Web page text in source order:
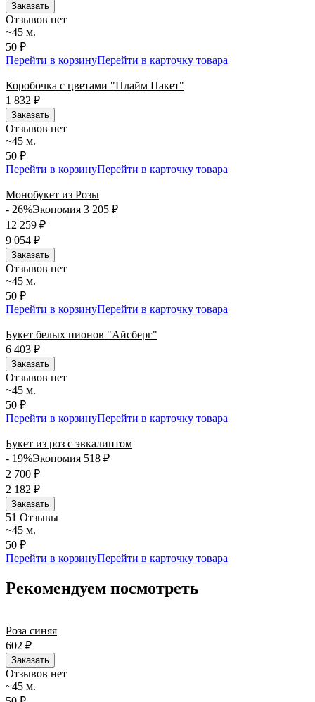
Заказать
Отзывов нет
~45 м.
50 ₽
Перейти в корзинуПерейти в карточку товара
Коробочка с цветами "Плайм Пакет"
1 832 ₽
Заказать
Отзывов нет
~45 м.
50 ₽
Перейти в корзинуПерейти в карточку товара
Монобукет из Розы
- 26%Экономия 3 205 ₽
12 259 ₽
9 054 ₽
Заказать
Отзывов нет
~45 м.
50 ₽
Перейти в корзинуПерейти в карточку товара
Букет белых пионов "Айсберг"
6 403 ₽
Заказать
Отзывов нет
~45 м.
50 ₽
Перейти в корзинуПерейти в карточку товара
Букет из роз с эвкалиптом
- 19%Экономия 518 ₽
2 700 ₽
2 182 ₽
Заказать
51 Отзывы
~45 м.
50 ₽
Перейти в корзинуПерейти в карточку товара
Рекомендуем посмотреть
Роза синяя
602 ₽
Заказать
Отзывов нет
~45 м.